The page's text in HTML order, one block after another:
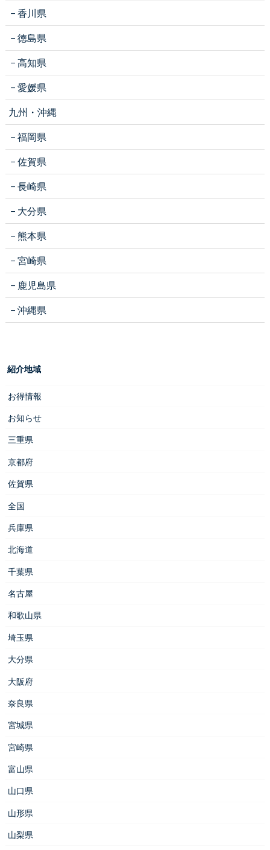
香川県
徳島県
高知県
愛媛県
九州・沖縄
福岡県
佐賀県
長崎県
大分県
熊本県
宮崎県
鹿児島県
沖縄県
紹介地域
お得情報
お知らせ
三重県
京都府
佐賀県
全国
兵庫県
北海道
千葉県
名古屋
和歌山県
埼玉県
大分県
大阪府
奈良県
宮城県
宮崎県
富山県
山口県
山形県
山梨県